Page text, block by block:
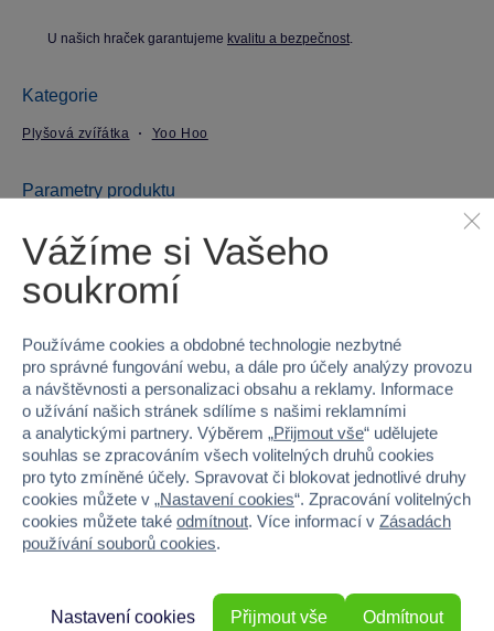
U našich hraček garantujeme kvalitu a bezpečnost.
Kategorie
Plyšová zvířátka Yoo Hoo
Parametry produktu
EAN 0092943311473
Kód produktu
Značka Yoo Hoo
Věk od 3
Pohlaví HOLKA, KLUK
Šířka 9
Výška
9
Vážíme si Vašeho
soukromí
Používáme cookies a obdobné technologie nezbytné
pro správné fungování webu, a dále pro účely analýzy provozu
a návštěvnosti a personalizaci obsahu a reklamy. Informace
o užívání našich stránek sdílíme s našimi reklamními
a analytickými partnery. Výběrem „Přijmout vše“ udělujete
souhlas se zpracováním všech volitelných druhů cookies
pro tyto zmíněné účely. Spravovat či blokovat jednotlivé druhy
cookies můžete v „Nastavení cookies“. Zpracování volitelných
cookies můžete také odmítnout. Více informací v Zásadách
používání souborů cookies.
Odmítnout
Nastavení cookies Přijmout vše